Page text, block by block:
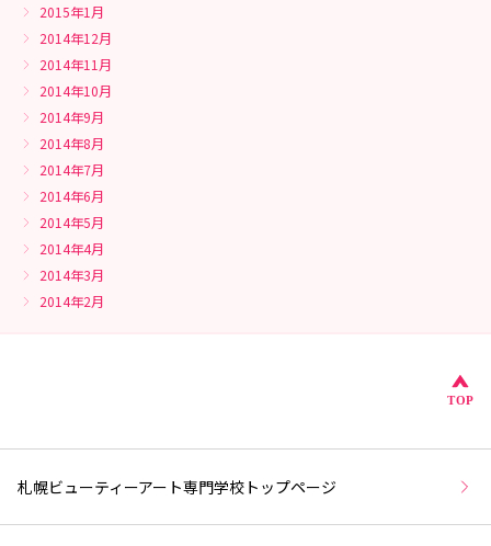
2015年1月
2014年12月
2014年11月
2014年10月
2014年9月
2014年8月
2014年7月
2014年6月
2014年5月
2014年4月
2014年3月
2014年2月
こ
TOP
札幌ビューティーアート専門学校トップページ